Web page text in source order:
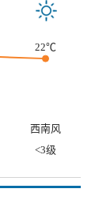
22℃
西南风
<3级